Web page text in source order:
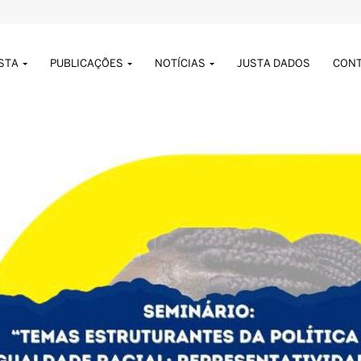
PUBLICAÇÕES NOTÍCIAS JUSTA DADOS